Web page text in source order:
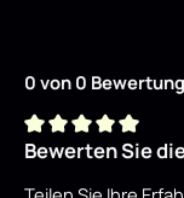
0 von 0
Durchschnittliche
Bewerten Sie